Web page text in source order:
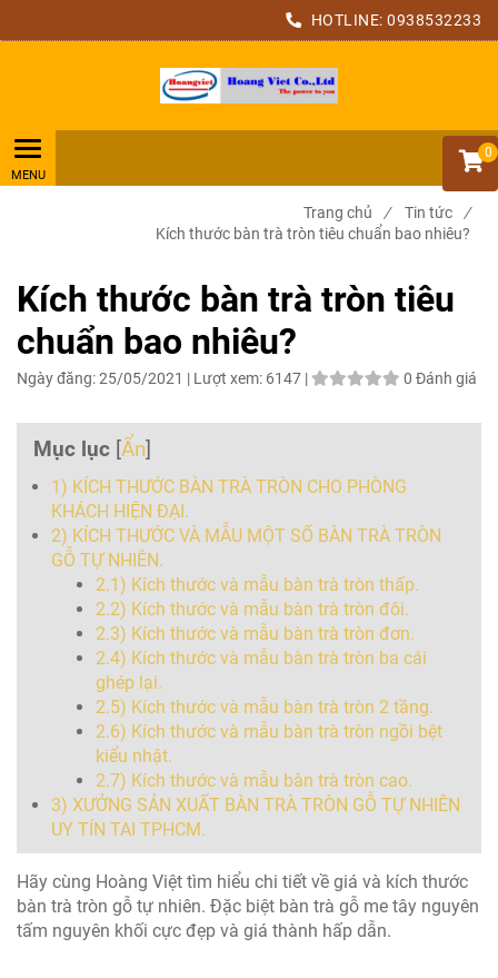
HOTLINE: 0938532233
0
Trang chủ / Tin tức
/
Kích thước bàn trà tròn tiêu chuẩn bao nhiêu?
Kích thước bàn trà tròn tiêu
chuẩn bao nhiêu?
Ngày đăng:25/05/2021 | Lượt xem: 6147 | 0 Đánh giá
Mục lục [Ẩn]
1) KÍCH THƯỚC BÀN TRÀ TRÒN CHO PHÒNG
KHÁCH HIỆN ĐẠI.
2) KÍCH THƯỚC VÀ MẪU MỘT SỐ BÀN TRÀ TRÒN
GỖ TỰ NHIÊN.
2.1) Kích thước và mẫu bàn trà tròn thấp.
2.2) Kích thước và mẫu bàn trà tròn đôi.
2.3) Kích thước và mẫu bàn trà tròn đơn.
2.4) Kích thước và mẫu bàn trà tròn ba cái
ghép lại.
2.5) Kích thước và mẫu bàn trà tròn 2 tầng.
2.6) Kích thước và mẫu bàn trà tròn ngồi bệt
kiểu nhật.
2.7) Kích thước và mẫu bàn trà tròn cao.
3) XƯỞNG SẢN XUẤT BÀN TRÀ TRÒN GỖ TỰ NHIÊN
UY TÍN TAI TPHCM.
Hãy cùng Hoàng Việt tìm hiểu chi tiết về giá và kích thước
bàn trà tròn gỗ tự nhiên. Đặc biệt bàn trà gỗ me tây nguyên
tấm nguyên khối cực đẹp và giá thành hấp dẫn.